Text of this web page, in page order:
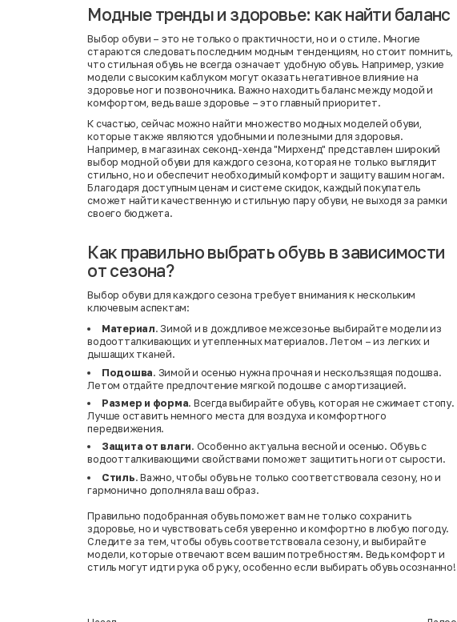
Модные тренды и здоровье: как найти баланс
Выбор обуви – это не только о практичности, но и о стиле. Многие
стараются следовать последним модным тенденциям, но стоит помнить,
что стильная обувь не всегда означает удобную обувь. Например, узкие
модели с высоким каблуком могут оказать негативное влияние на
здоровье ног и позвоночника. Важно находить баланс между модой и
комфортом, ведь ваше здоровье – это главный приоритет.
К счастью, сейчас можно найти множество модных моделей обуви,
которые также являются удобными и полезными для здоровья.
Например, в магазинах секонд-хенда "Мирхенд" представлен широкий
выбор модной обуви для каждого сезона, которая не только выглядит
стильно, но и обеспечит необходимый комфорт и защиту вашим ногам.
Благодаря доступным ценам и системе скидок, каждый покупатель
сможет найти качественную и стильную пару обуви, не выходя за рамки
своего бюджета.
Как правильно выбрать обувь в зависимости
от сезона?
Выбор обуви для каждого сезона требует внимания к нескольким
ключевым аспектам:
Материал. Зимой и в дождливое межсезонье выбирайте модели из
водоотталкивающих и утепленных материалов. Летом – из легких и
дышащих тканей.
Подошва. Зимой и осенью нужна прочная и нескользящая подошва.
Летом отдайте предпочтение мягкой подошве с амортизацией.
Размер и форма. Всегда выбирайте обувь, которая не сжимает стопу.
Лучше оставить немного места для воздуха и комфортного
передвижения.
Защита от влаги. Особенно актуальна весной и осенью. Обувь с
водоотталкивающими свойствами поможет защитить ноги от сырости.
Стиль. Важно, чтобы обувь не только соответствовала сезону, но и
гармонично дополняла ваш образ.
Правильно подобранная обувь поможет вам не только сохранить
здоровье, но и чувствовать себя уверенно и комфортно в любую погоду.
Следите за тем, чтобы обувь соответствовала сезону, и выбирайте
модели, которые отвечают всем вашим потребностям. Ведь комфорт и
стиль могут идти рука об руку, особенно если выбирать обувь осознанно!